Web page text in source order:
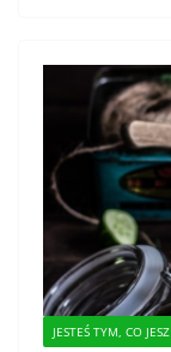
JESTEŚ TYM, CO JESZ